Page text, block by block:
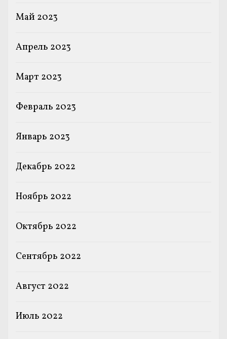
Май 2023
Апрель 2023
Март 2023
Февраль 2023
Январь 2023
Декабрь 2022
Ноябрь 2022
Октябрь 2022
Сентябрь 2022
Август 2022
Июль 2022